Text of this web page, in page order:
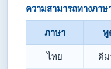
ความสามารถทางภาษ
ภาษา พู
ไทย ดีม